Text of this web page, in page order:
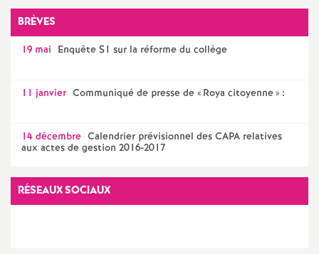
e
o
n
d
BRÈVES
19 mai Enquête S1 sur la réforme du collège
11 janvier Communiqué de presse de « Roya citoyenne» :
14 décembre Calendrier prévisionnel des CAPA relatives
aux actes de gestion 2016-2017
RÉSEAUX SOCIAUX